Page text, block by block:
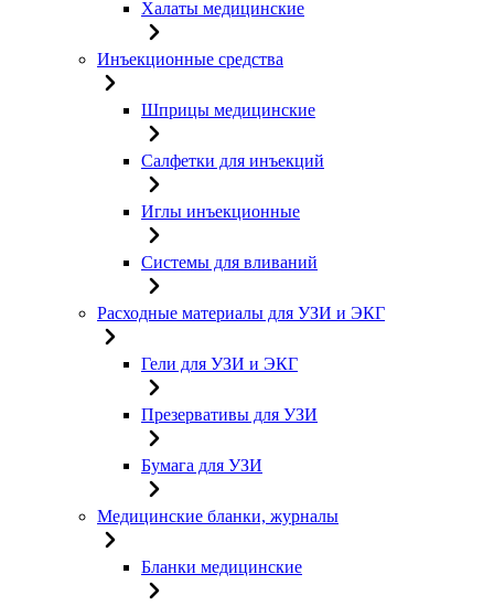
Халаты медицинские
Инъекционные средства
Шприцы медицинские
Салфетки для инъекций
Иглы инъекционные
Системы для вливаний
Расходные материалы для УЗИ и ЭКГ
Гели для УЗИ и ЭКГ
Презервативы для УЗИ
Бумага для УЗИ
Медицинские бланки, журналы
Бланки медицинские